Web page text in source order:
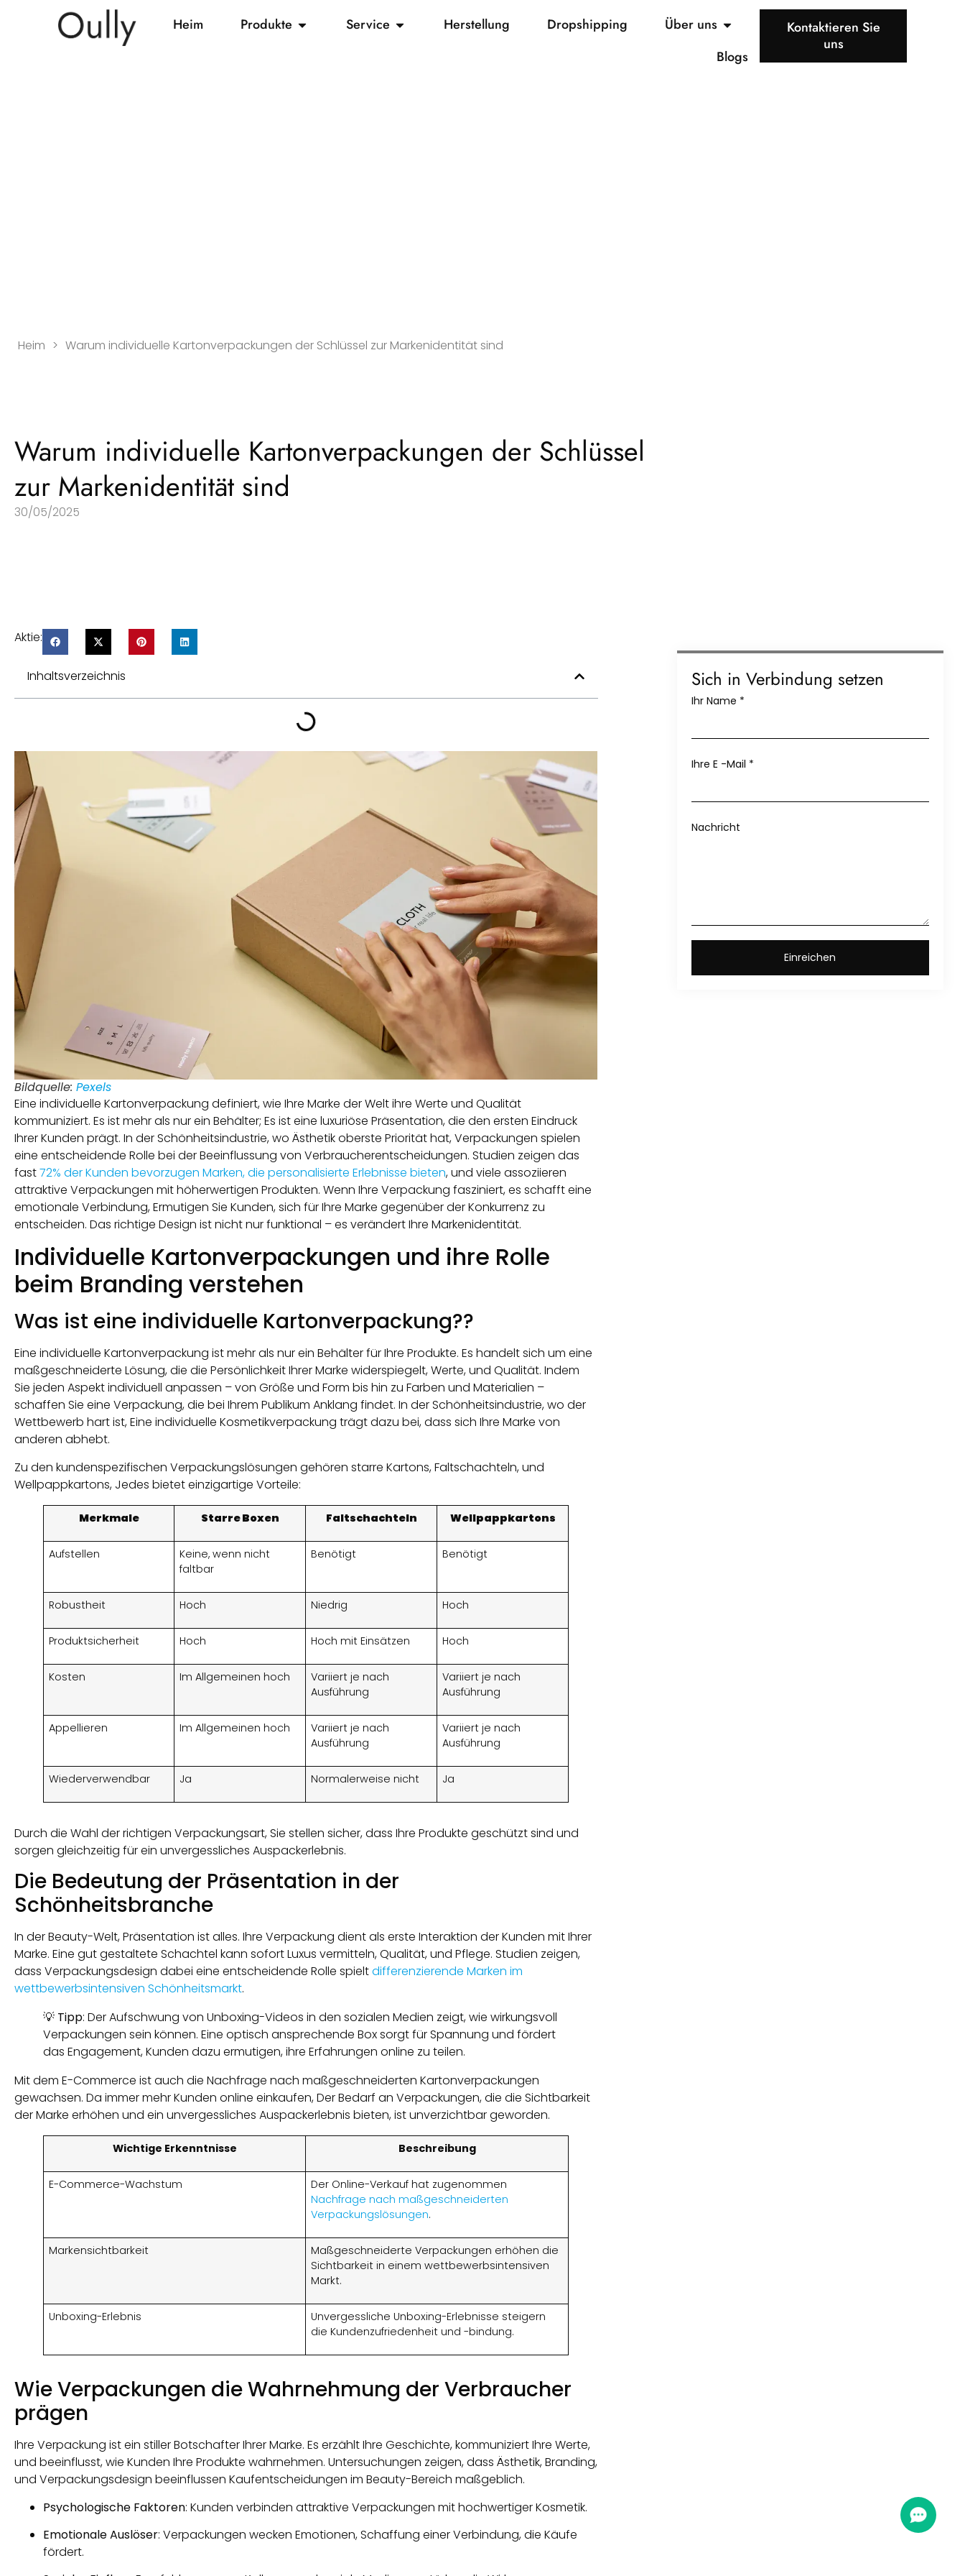
Heim Produkte Service Herstellung Dropshipping
Über uns
Blogs
Kontaktieren Sie
uns
Heim > Warum individuelle Kartonverpackungen der Schlüssel zur Markenidentität sind
Warum individuelle Kartonverpackungen der Schlüssel
zur Markenidentität sind
30/05/2025
Aktie:
Inhaltsverzeichnis
Bildquelle:Pexels
Eine individuelle Kartonverpackung definiert, wie Ihre Marke der Welt ihre Werte und Qualität
kommuniziert. Es ist mehr als nur ein Behälter; Es ist eine luxuriöse Präsentation, die den ersten Eindruck
Ihrer Kunden prägt. In der Schönheitsindustrie, wo Ästhetik oberste Priorität hat, Verpackungen spielen
eine entscheidende Rolle bei der Beeinflussung von Verbraucherentscheidungen. Studien zeigen das
fast72% der Kunden bevorzugen Marken, die personalisierte Erlebnisse bieten, und viele assoziieren
attraktive Verpackungen mit höherwertigen Produkten. Wenn Ihre Verpackung fasziniert, es schafft eine
emotionale Verbindung, Ermutigen Sie Kunden, sich für Ihre Marke gegenüber der Konkurrenz zu
entscheiden. Das richtige Design ist nicht nur funktional – es verändert Ihre Markenidentität.
Individuelle Kartonverpackungen und ihre Rolle
beim Branding verstehen
Was ist eine individuelle Kartonverpackung??
Eine individuelle Kartonverpackung ist mehr als nur ein Behälter für Ihre Produkte. Es handelt sich um eine
maßgeschneiderte Lösung, die die Persönlichkeit Ihrer Marke widerspiegelt, Werte, und Qualität. Indem
Sie jeden Aspekt individuell anpassen – von Größe und Form bis hin zu Farben und Materialien –
schaffen Sie eine Verpackung, die bei Ihrem Publikum Anklang findet. In der Schönheitsindustrie, wo der
Wettbewerb hart ist, Eine individuelle Kosmetikverpackung trägt dazu bei, dass sich Ihre Marke von
anderen abhebt.
Zu den kundenspezifischen Verpackungslösungen gehören starre Kartons, Faltschachteln, und
Wellpappkartons, Jedes bietet einzigartige Vorteile:
Merkmale Starre Boxen Faltschachteln Wellpappkartons
Aufstellen
Keine, wenn nicht
faltbar
Benötigt Benötigt
Robustheit Hoch Niedrig Hoch
Produktsicherheit Hoch Hoch mit Einsätzen Hoch
Kosten Im Allgemeinen hoch
Variiert je nach
Ausführung
Variiert je nach
Ausführung
Appellieren Im Allgemeinen hoch
Variiert je nach
Ausführung
Variiert je nach
Ausführung
Wiederverwendbar Ja Normalerweise nicht Ja
Durch die Wahl der richtigen Verpackungsart, Sie stellen sicher, dass Ihre Produkte geschützt sind und
sorgen gleichzeitig für ein unvergessliches Auspackerlebnis.
Die Bedeutung der Präsentation in der
Schönheitsbranche
In der Beauty-Welt, Präsentation ist alles. Ihre Verpackung dient als erste Interaktion der Kunden mit Ihrer
Marke. Eine gut gestaltete Schachtel kann sofort Luxus vermitteln, Qualität, und Pflege. Studien zeigen,
dass Verpackungsdesign dabei eine entscheidende Rolle spieltdifferenzierende Marken im
wettbewerbsintensiven Schönheitsmarkt.
💡 Tipp: Der Aufschwung von Unboxing-Videos in den sozialen Medien zeigt, wie wirkungsvoll
Verpackungen sein können. Eine optisch ansprechende Box sorgt für Spannung und fördert
das Engagement, Kunden dazu ermutigen, ihre Erfahrungen online zu teilen.
Mit dem E-Commerce ist auch die Nachfrage nach maßgeschneiderten Kartonverpackungen
gewachsen. Da immer mehr Kunden online einkaufen, Der Bedarf an Verpackungen, die die Sichtbarkeit
der Marke erhöhen und ein unvergessliches Auspackerlebnis bieten, ist unverzichtbar geworden.
Wichtige Erkenntnisse Beschreibung
E-Commerce-Wachstum
Der Online-Verkauf hat zugenommen
Nachfrage nach maßgeschneiderten
Verpackungslösungen.
Markensichtbarkeit
Maßgeschneiderte Verpackungen erhöhen die
Sichtbarkeit in einem wettbewerbsintensiven
Markt.
Unboxing-Erlebnis
Unvergessliche Unboxing-Erlebnisse steigern
die Kundenzufriedenheit und -bindung.
Wie Verpackungen die Wahrnehmung der Verbraucher
prägen
Ihre Verpackung ist ein stiller Botschafter Ihrer Marke. Es erzählt Ihre Geschichte, kommuniziert Ihre Werte,
und beeinflusst, wie Kunden Ihre Produkte wahrnehmen. Untersuchungen zeigen, dass Ästhetik, Branding,
und Verpackungsdesign beeinflussen Kaufentscheidungen im Beauty-Bereich maßgeblich.
Psychologische Faktoren: Kunden verbinden attraktive Verpackungen mit hochwertiger Kosmetik.
Emotionale Auslöser: Verpackungen wecken Emotionen, Schaffung einer Verbindung, die Käufe
fördert.
Sich in Verbindung setzen
Ihr Name *
Ihre E -Mail *
Nachricht
Einreichen